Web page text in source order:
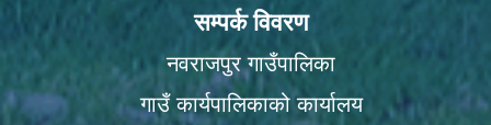
सम्पर्क विवरण
नवराजपुर गाउँपालिका
गाउँ कार्यपालिकाको कार्यालय